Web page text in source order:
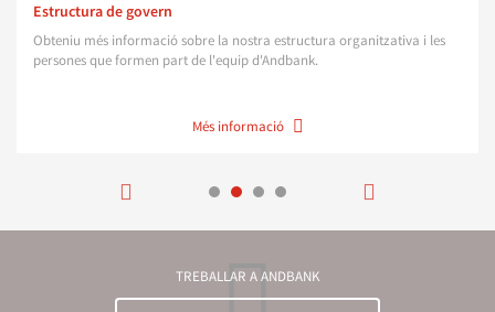
Estructura de govern
Obteniu més informació sobre la nostra estructura organitzativa i les
persones que formen part de l'equip d'Andbank.
Més informació
TREBALLAR A ANDBANK